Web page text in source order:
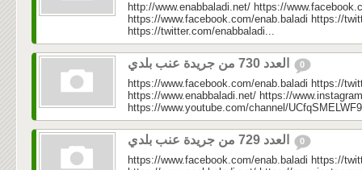
http://www.enabbaladi.net/ https://
https://www.facebook.com/enab.baladi https://
https://twitter.com/enabbaladi...
0
https://www.facebook.com/enab.baladi https://
https://www.enabbaladi.net/ https://
https://www.youtube.com/channel/
0
https://www.facebook.com/enab.baladi https://